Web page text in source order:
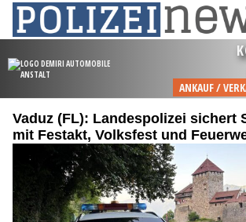
Vaduz (FL): Landespolizei sichert
mit Festakt, Volksfest und